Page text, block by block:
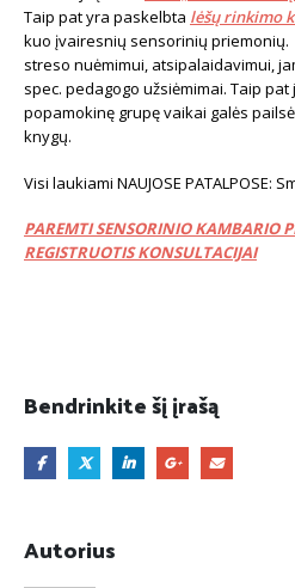
Taip pat yra paskelbta lėšų rinkimo
kuo įvairesnių sensorinių
streso nuėmimui, atsipalaidavimui,
spec. pedagogo užsiėmimai. Taip
popamokinę grupę vaikai galės
knygų.
Visi laukiami NAUJOSE PATALPOSE:
PAREMTI SENSORINIO KAMBARIO
REGISTRUOTIS KONSULTACIJAI
Bendrinkite šį įrašą
Autorius